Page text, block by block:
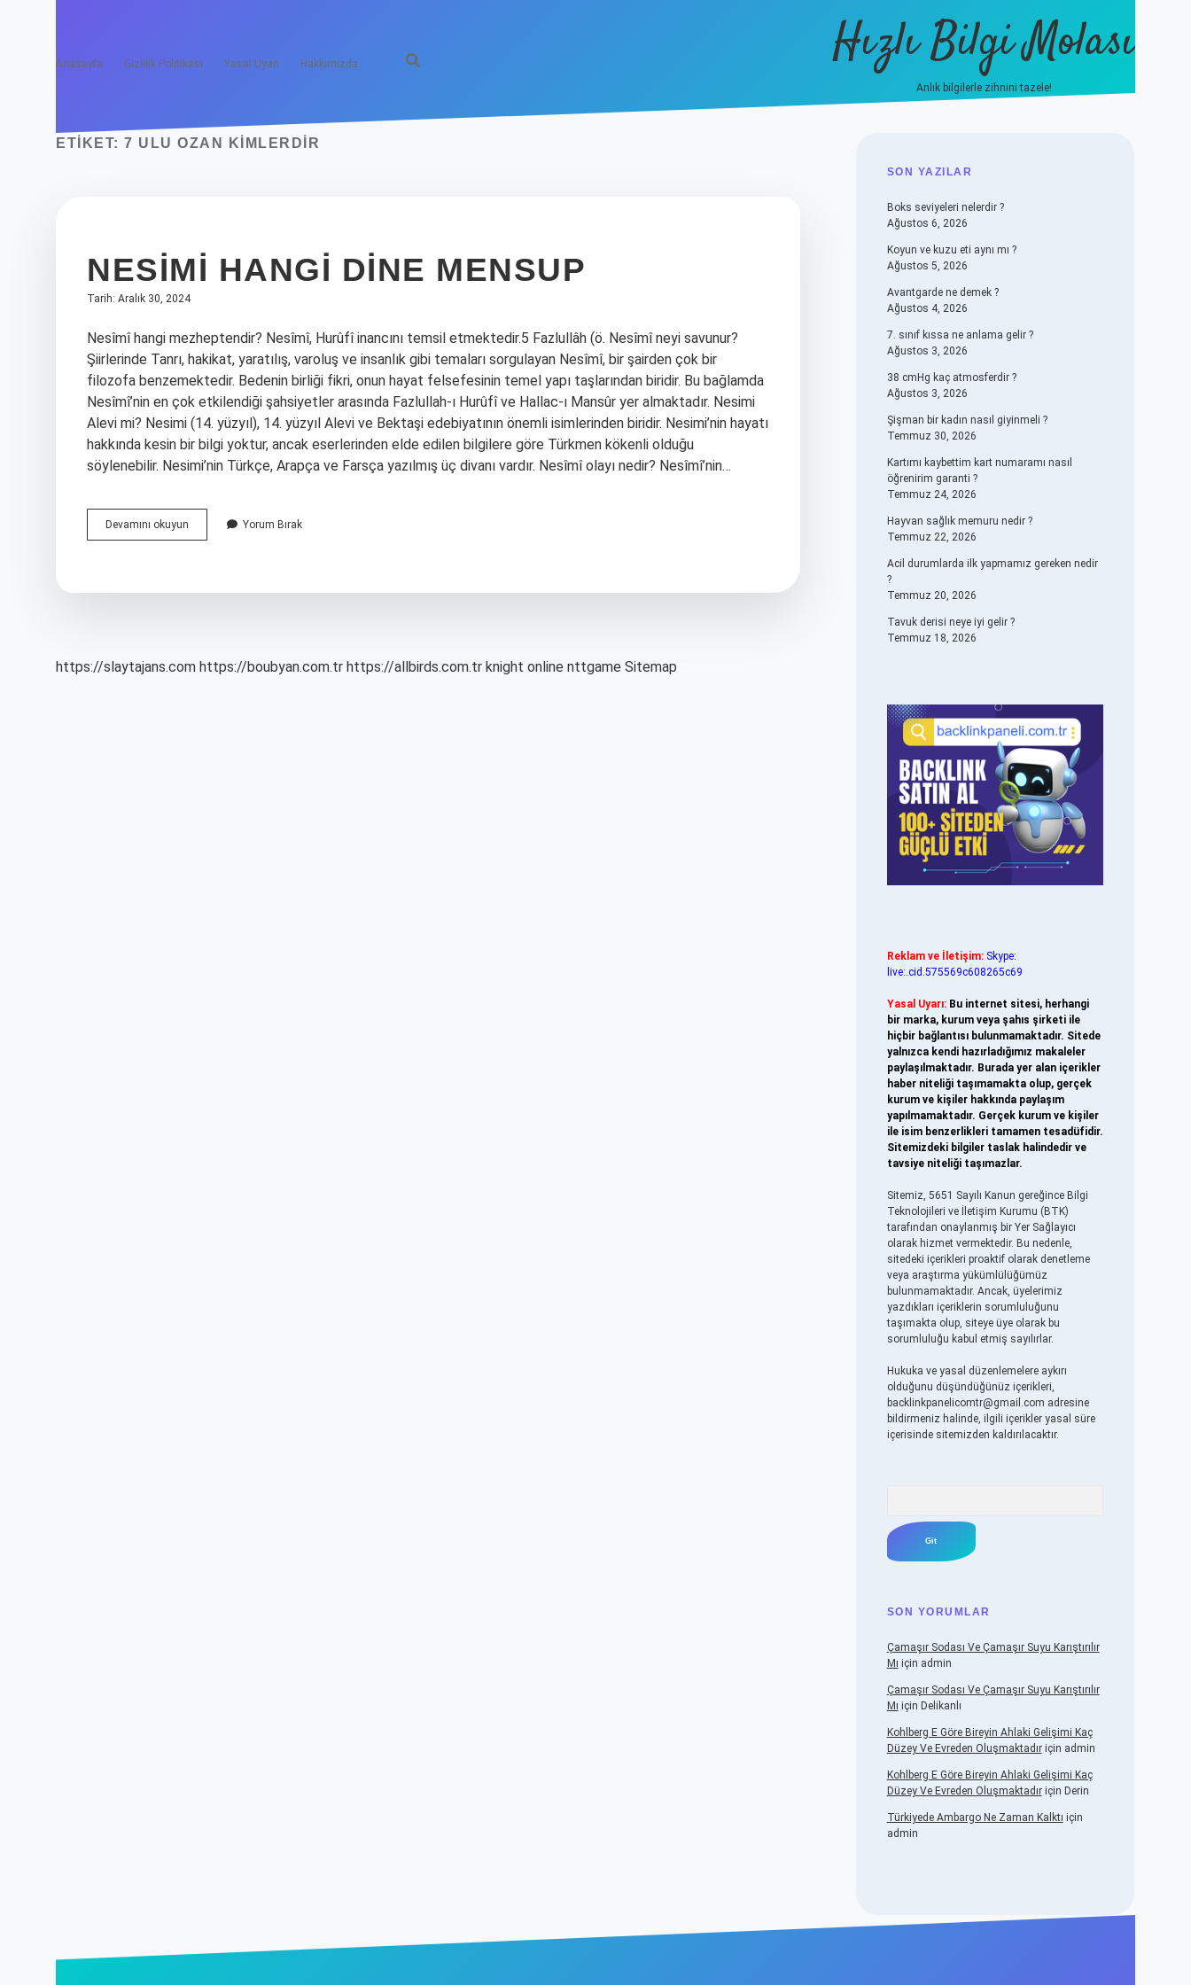
Anasayfa Gizlilik Politikası Yasal Uyarı Hakkımızda Hızlı Bilgi Molası
Anlık bilgilerle zihnini tazele!
ETIKET: 7 ULU OZAN KIMLERDIR
NESIMI HANGI DINE MENSUP
Tarih: Aralık 30, 2024
Nesîmî hangi mezheptendir? Nesîmî, Hurûfî inancını temsil etmektedir.5 Fazlullâh (ö. Nesîmî neyi savunur?
Şiirlerinde Tanrı, hakikat, yaratılış, varoluş ve insanlık gibi temaları sorgulayan Nesîmî, bir şairden çok bir
filozofa benzemektedir. Bedenin birliği fikri, onun hayat felsefesinin temel yapı taşlarından biridir. Bu bağlamda
Nesîmî’nin en çok etkilendiği şahsiyetler arasında Fazlullah-ı Hurûfî ve Hallac-ı Mansûr yer almaktadır. Nesimi
Alevi mi? Nesimi (14. yüzyıl), 14. yüzyıl Alevi ve Bektaşi edebiyatının önemli isimlerinden biridir. Nesimi’nin hayatı
hakkında kesin bir bilgi yoktur, ancak eserlerinden elde edilen bilgilere göre Türkmen kökenli olduğu
söylenebilir. Nesimi’nin Türkçe, Arapça ve Farsça yazılmış üç divanı vardır. Nesîmî olayı nedir? Nesîmî’nin…
Devamını okuyun
Hangi
Yorum Bırak
https://slaytajans.com https://boubyan.com.tr https://allbirds.com.tr knight online nttgame Sitemap
SIDEBAR
SON YAZILAR
Boks seviyeleri nelerdir ?
Ağustos 6, 2026
Koyun ve kuzu eti aynı mı ?
Ağustos 5, 2026
Avantgarde ne demek ?
Ağustos 4, 2026
7. sınıf kıssa ne anlama gelir ?
Ağustos 3, 2026
38 cmHg kaç atmosferdir ?
Ağustos 3, 2026
Şişman bir kadın nasıl giyinmeli ?
Temmuz 30, 2026
Kartımı kaybettim kart numaramı nasıl
öğrenirim garanti ?
Temmuz 24, 2026
Hayvan sağlık memuru nedir ?
Temmuz 22, 2026
Acil durumlarda ilk yapmamız gereken nedir
?
Temmuz 20, 2026
Tavuk derisi neye iyi gelir ?
Temmuz 18, 2026
Reklam ve İletişim: Skype:
live:.cid.575569c608265c69
Yasal Uyarı: Bu internet sitesi, herhangi
bir marka, kurum veya şahıs şirketi ile
hiçbir bağlantısı bulunmamaktadır. Sitede
yalnızca kendi hazırladığımız makaleler
paylaşılmaktadır. Burada yer alan içerikler
haber niteliği taşımamakta olup, gerçek
kurum ve kişiler hakkında paylaşım
yapılmamaktadır. Gerçek kurum ve kişiler
ile isim benzerlikleri tamamen tesadüfidir.
Sitemizdeki bilgiler taslak halindedir ve
tavsiye niteliği taşımazlar.
Sitemiz, 5651 Sayılı Kanun gereğince Bilgi
Teknolojileri ve İletişim Kurumu (BTK)
tarafından onaylanmış bir Yer Sağlayıcı
olarak hizmet vermektedir. Bu nedenle,
sitedeki içerikleri proaktif olarak denetleme
veya araştırma yükümlülüğümüz
bulunmamaktadır. Ancak, üyelerimiz
yazdıkları içeriklerin sorumluluğunu
taşımakta olup, siteye üye olarak bu
sorumluluğu kabul etmiş sayılırlar.
Hukuka ve yasal düzenlemelere aykırı
olduğunu düşündüğünüz içerikleri,
backlinkpanelicomtr@gmail.com adresine
bildirmeniz halinde, ilgili içerikler yasal süre
içerisinde sitemizden kaldırılacaktır.
SON YORUMLAR
Çamaşır Sodası Ve Çamaşır Suyu Karıştırılır
Mı için admin
Çamaşır Sodası Ve Çamaşır Suyu Karıştırılır
Mı için Delikanlı
Kohlberg E Göre Bireyin Ahlaki Gelişimi Kaç
Düzey Ve Evreden Oluşmaktadıriçin admin
Kohlberg E Göre Bireyin Ahlaki Gelişimi Kaç
Düzey Ve Evreden Oluşmaktadıriçin Derin
Türkiyede Ambargo Ne Zaman Kalktı için
admin